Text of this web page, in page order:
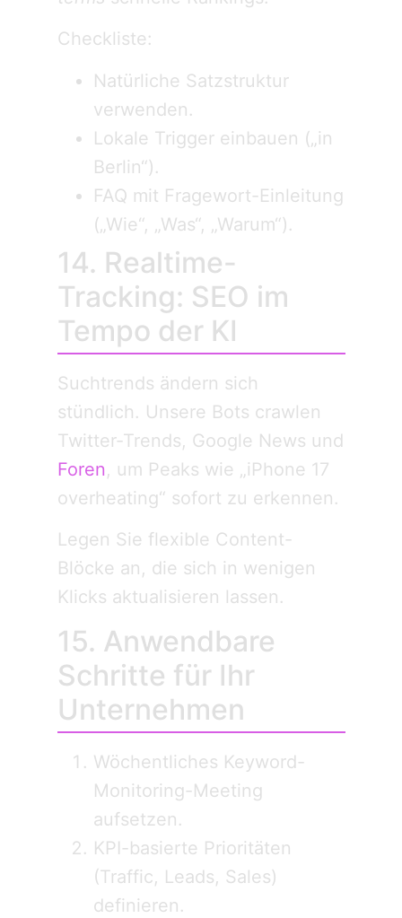
Checkliste:
Natürliche Satzstruktur
verwenden.
Lokale Trigger einbauen („in
Berlin“).
FAQ mit Fragewort-Einleitung
(„Wie“, „Was“, „Warum“).
14. Realtime-
Tracking: SEO im
Tempo der KI
Suchtrends ändern sich
stündlich. Unsere Bots crawlen
Twitter-Trends, Google News und
Foren, um Peaks wie „iPhone 17
overheating“ sofort zu erkennen.
Legen Sie flexible Content-
Blöcke an, die sich in wenigen
Klicks aktualisieren lassen.
15. Anwendbare
Schritte für Ihr
Unternehmen
Wöchentliches Keyword-
Monitoring-Meeting
aufsetzen.
KPI-basierte Prioritäten
(Traffic, Leads, Sales)
definieren.